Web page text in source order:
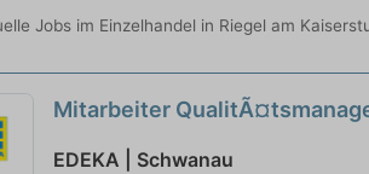
Jobs im Einzelhandel in Riegel am
Mitarbeiter
EDEKA | Schwanau